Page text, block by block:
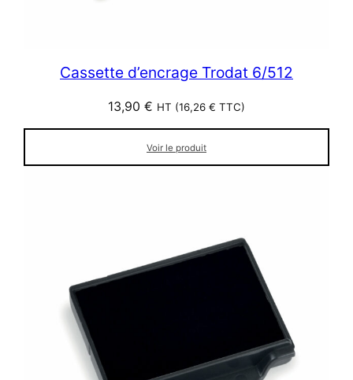
Cassette d’encrage Trodat 6/512
13,90 € HT (16,26 € TTC)
Voir le produit